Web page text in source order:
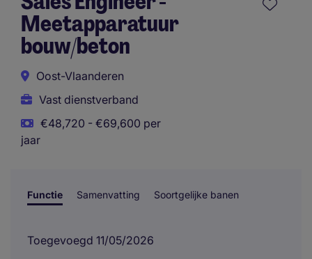
Meetapparatuur
bouw/beton
Oost-Vlaanderen
Vast dienstverband
€48,720 - €69,600 per
jaar
Functie Samenvatting Soortgelijke banen
Toegevoegd 11/05/2026